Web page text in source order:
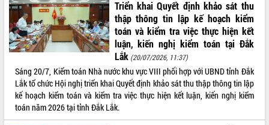
TIN TỨC SỰ KIỆN
SỞ, BAN, NGÀNH
UBND CÁC XÃ, PHƯỜNG
THÔNG TIN CHỈ ĐẠO ĐIỀU HÀNH
Triển khai Quyết định khảo sát thu
thập thông tin lập kế hoạch kiểm
toán và kiểm tra việc thực hiện kết
luận, kiến nghị kiểm toán tại Đắk
Lắk (20/07/2026, 11:37)
Sáng 20/7, Kiểm toán Nhà nước khu vực VIII phối hợp với UBND tỉnh Đắk
Lắk tổ chức Hội nghị triển khai Quyết định khảo sát thu thập thông tin lập
kế hoạch kiểm toán và kiểm tra việc thực hiện kết luận, kiến nghị kiểm
toán năm 2026 tại tỉnh Đắk Lắk.